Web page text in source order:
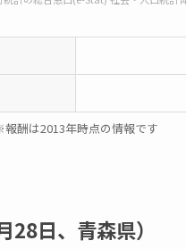
酬は2013年時点の情報です
日、青森県）